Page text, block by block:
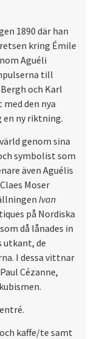
1890 där han
kring Émile
Aguéli
till
och Karl
den nya
en ny riktning.
genom sina
symbolist som
även Aguélis
Moser
Ivan
på Nordiska
då lånades in
utkant, de
I dessa vittnar
Cézanne,
kaffe/te samt